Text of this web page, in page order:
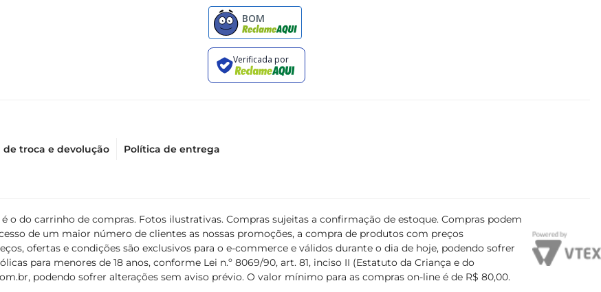
de troca e devolução Política de entrega
o do carrinho de compras. Fotos ilustrativas. Compras sujeitas a confirmação de estoque. Compras podem
de um maior número de clientes as nossas promoções, a compra de produtos com preços
ofertas e condições são exclusivos para o e-commerce e válidos durante o dia de hoje, podendo sofrer
para menores de 18 anos, conforme Lei n.º 8069/90, art. 81, inciso II (Estatuto da Criança e do
, podendo sofrer alterações sem aviso prévio. O valor mínimo para as compras on-line é de R$ 80,00.